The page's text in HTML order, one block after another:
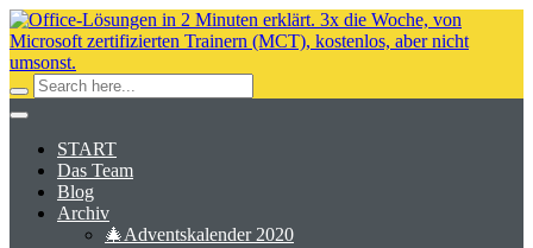
START
Das Team
Blog
Archiv
🎄Adventskalender 2020